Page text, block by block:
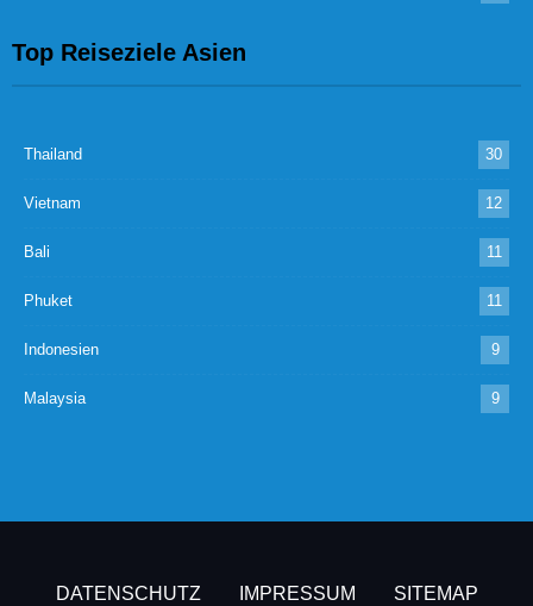
Top Reiseziele Asien
Thailand 30
Vietnam 12
Bali 11
Phuket 11
Indonesien 9
Malaysia 9
DATENSCHUTZ IMPRESSUM SITEMAP